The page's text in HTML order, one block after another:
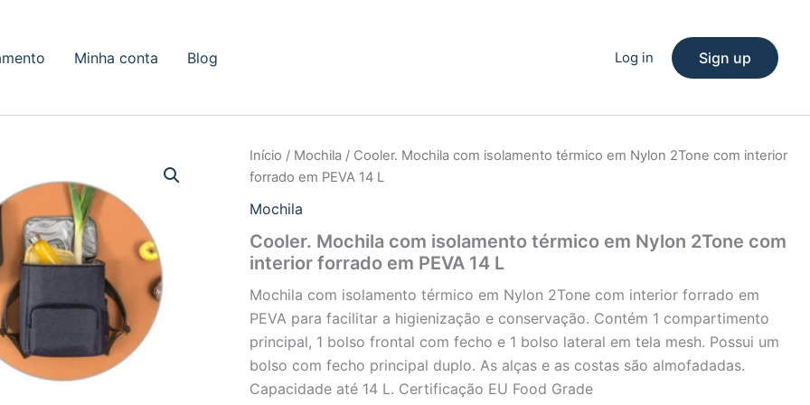
Minha conta Blog Log in Sign up
Início / Mochila / Cooler. Mochila com isolamento térmico em Nylon 2Tone com interior
forrado em PEVA 14 L
Mochila
Cooler. Mochila com isolamento térmico em Nylon 2Tone com
interior forrado em PEVA 14 L
Mochila com isolamento térmico em Nylon 2Tone com interior forrado em
PEVA para facilitar a higienização e conservação. Contém 1 compartimento
principal, 1 bolso frontal com fecho e 1 bolso lateral em tela mesh. Possui um
bolso com fecho principal duplo. As alças e as costas são almofadadas.
Capacidade até 14 L. Certificação EU Food Grade